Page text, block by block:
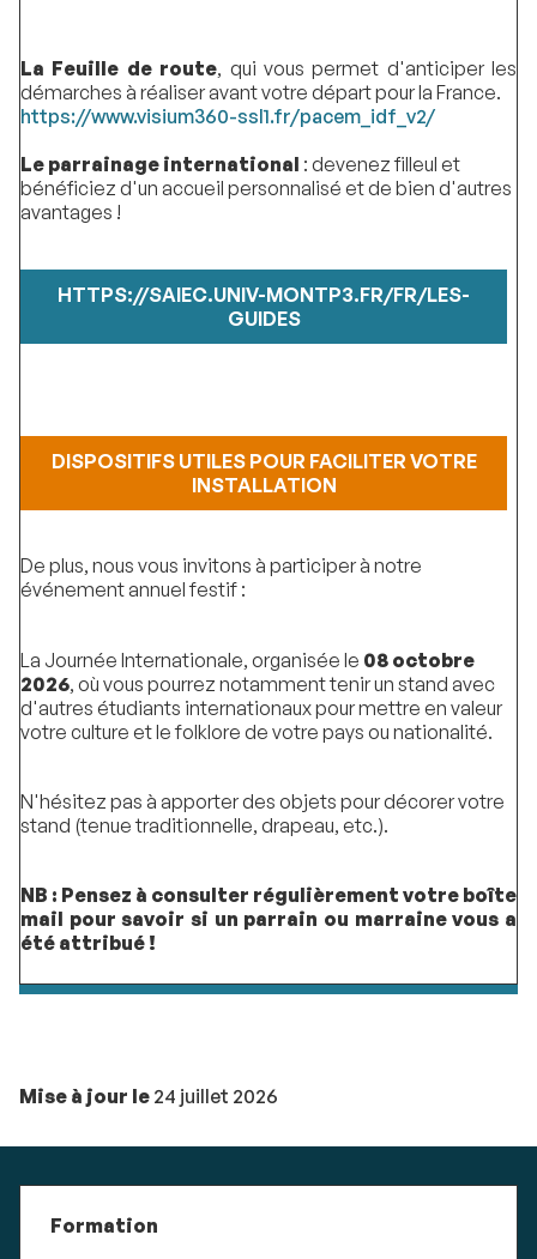
La Feuille de route, qui vous permet d'anticiper les
démarches à réaliser avant votre départ pour la France.
https://www.visium360-ssl1.fr/pacem_idf_v2/
Le parrainage international : devenez filleul et
bénéficiez d'un accueil personnalisé et de bien d'autres
avantages !
HTTPS://SAIEC.UNIV-MONTP3.FR/FR/LES-
GUIDES
DISPOSITIFS UTILES POUR FACILITER VOTRE
INSTALLATION
De plus, nous vous invitons à participer à notre
événement annuel festif :
La Journée Internationale, organisée le 08 octobre
2026, où vous pourrez notamment tenir un stand avec
d'autres étudiants internationaux pour mettre en valeur
votre culture et le folklore de votre pays ou nationalité.
N'hésitez pas à apporter des objets pour décorer votre
stand (tenue traditionnelle, drapeau, etc.).
NB : Pensez à consulter régulièrement votre boîte
mail pour savoir si un parrain ou marraine vous a
été attribué !
Mise à jour le 24 juillet 2026
Formation